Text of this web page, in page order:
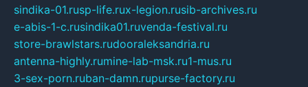
sindika-01.rusp-life.rux-legion.rusib-archives.ru
e-abis-1-c.rusindika01.ruvenda-festival.ru
store-brawlstars.rudooraleksandria.ru
antenna-highly.rumine-lab-msk.ru1-mus.ru
3-sex-porn.ruban-damn.rupurse-factory.ru